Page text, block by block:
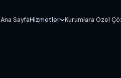
Ana SayfaHizmetler Kurumlara Özel